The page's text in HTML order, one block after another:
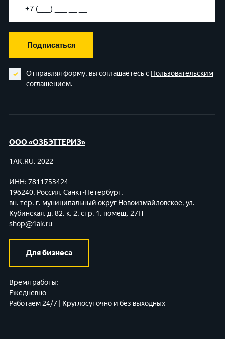
Подписаться
Отправляя форму, вы соглашаетесь с Пользовательским
соглашением.
ООО «ОЗБЭТТЕРИЗ»
1AK.RU, 2022
ИНН: 7811753424
196240, Россия, Санкт-Петербург,
вн. тер. г. муниципальный округ Новоизмайловское, ул.
Кубинская, д. 82, к. 2, стр. 1, помещ. 27Н
shop@1ak.ru
Для бизнеса
Время работы:
Ежедневно
Работаем 24/7 | Круглосуточно и без выходных